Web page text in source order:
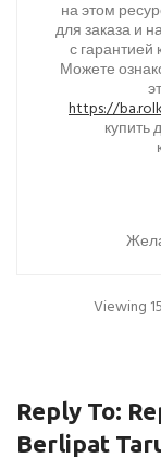
на этом
для заказа и
с гарантией
Можете
https://
Viewing
Reply To:
Berlipat